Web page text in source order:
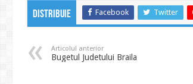
Distribuie Facebook Twitter
Articolul anterior
Bugetul Judetului Braila